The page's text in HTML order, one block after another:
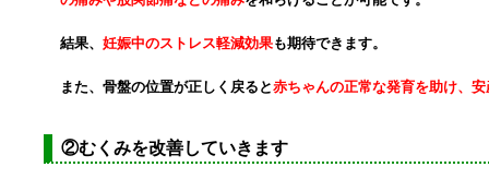
結果、 妊娠中のストレス軽減効果も期待できます。
また、骨盤の位置が正しく戻ると赤ちゃんの正常な発育を助け、安
②む くみを改善していきます